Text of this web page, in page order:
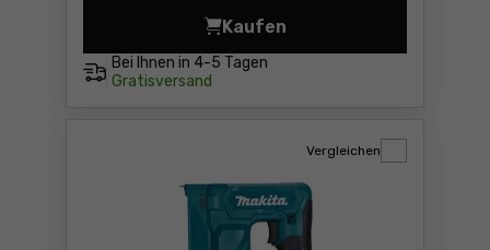
Bei Ihnen in 4-5 Tagen
Gratisversand
Kaufen
Akku-Tacker Makita
Vergleichen